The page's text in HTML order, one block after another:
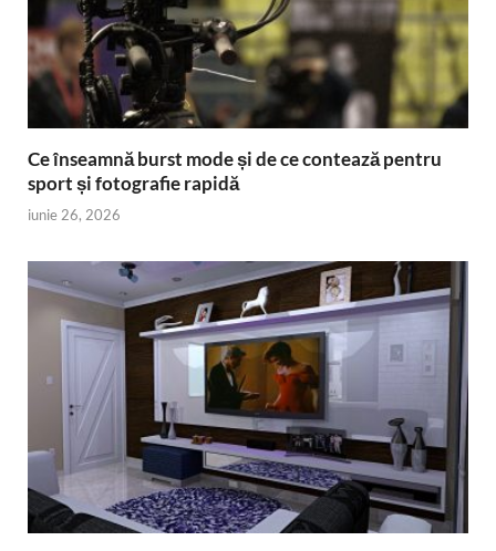
Ce înseamnă burst mode și de ce contează pentru
sport și fotografie rapidă
iunie 26, 2026